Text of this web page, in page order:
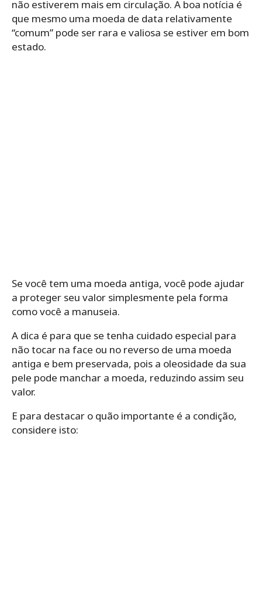
não estiverem mais em circulação. A boa notícia é
que mesmo uma moeda de data relativamente
“comum” pode ser rara e valiosa se estiver em bom
estado.
Se você tem uma moeda antiga, você pode ajudar
a proteger seu valor simplesmente pela forma
como você a manuseia.
A dica é para que se tenha cuidado especial para
não tocar na face ou no reverso de uma moeda
antiga e bem preservada, pois a oleosidade da sua
pele pode manchar a moeda, reduzindo assim seu
valor.
E para destacar o quão importante é a condição,
considere isto: